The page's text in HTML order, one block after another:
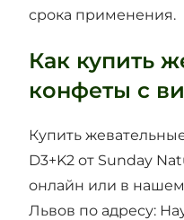
срока применения.
Как купить
конфеты с
Купить
D3+K2 от Sunday
онлайн или в
Львов по адресу: